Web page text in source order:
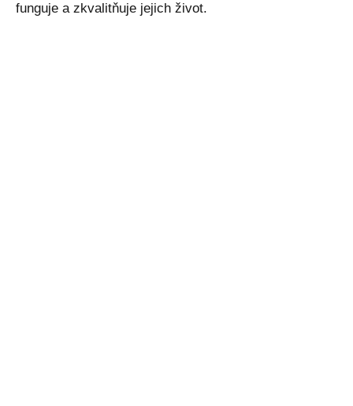
funguje a zkvalitňuje jejich život.